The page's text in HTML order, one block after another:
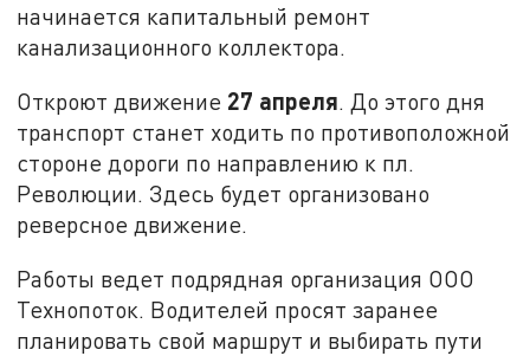
начинается капитальный ремонт
канализационного коллектора.
Откроют движение 27 апреля. До этого дня
транспорт станет ходить по противоположной
стороне дороги по направлению к пл.
Революции. Здесь будет организовано
реверсное движение.
Работы ведет подрядная организация ООО
Технопоток. Водителей просят заранее
планировать свой маршрут и выбирать пути